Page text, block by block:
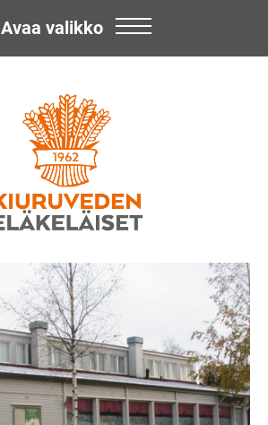
Eläkeläiset
ry
Avaa valikko